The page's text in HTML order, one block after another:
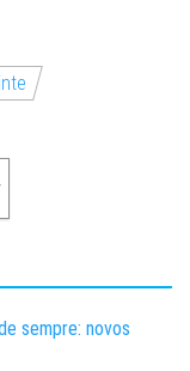
sempre: novos